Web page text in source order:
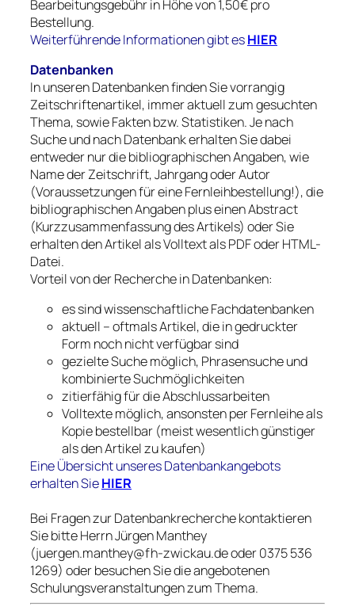
Bearbeitungsgebühr in Höhe von 1,50€ pro
Bestellung.
Weiterführende Informationen gibt esHIER
Datenbanken
In unseren Datenbanken finden Sie vorrangig
Zeitschriftenartikel, immer aktuell zum gesuchten
Thema, sowie Fakten bzw. Statistiken. Je nach
Suche und nach Datenbank erhalten Sie dabei
entweder nur die bibliographischen Angaben, wie
Name der Zeitschrift, Jahrgang oder Autor
(Voraussetzungen für eine Fernleihbestellung!), die
bibliographischen Angaben plus einen Abstract
(Kurzzusammenfassung des Artikels) oder Sie
erhalten den Artikel als Volltext als PDF oder HTML-
Datei.
Vorteil von der Recherche in Datenbanken:
es sind wissenschaftliche Fachdatenbanken
aktuell – oftmals Artikel, die in gedruckter
Form noch nicht verfügbar sind
gezielte Suche möglich, Phrasensuche und
kombinierte Suchmöglichkeiten
zitierfähig für die Abschlussarbeiten
Volltexte möglich, ansonsten per Fernleihe als
Kopie bestellbar (meist wesentlich günstiger
als den Artikel zu kaufen)
Eine Übersicht unseres Datenbankangebots
erhalten SieHIER
Bei Fragen zur Datenbankrecherche kontaktieren
Sie bitte Herrn Jürgen Manthey
(juergen.manthey@fh-zwickau.de oder 0375 536
1269) oder besuchen Sie die angebotenen
Schulungsveranstaltungen zum Thema.